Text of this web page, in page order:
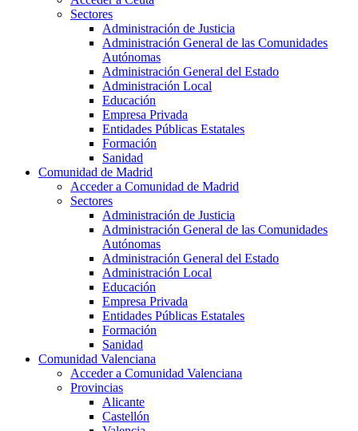
Sectores
Administración de Justicia
Administración General de las Comunidades
Autónomas
Administración General del Estado
Administración Local
Educación
Empresa Privada
Entidades Públicas Estatales
Formación
Sanidad
Comunidad de Madrid
Acceder a Comunidad de Madrid
Sectores
Administración de Justicia
Administración General de las Comunidades
Autónomas
Administración General del Estado
Administración Local
Educación
Empresa Privada
Entidades Públicas Estatales
Formación
Sanidad
Comunidad Valenciana
Acceder a Comunidad Valenciana
Provincias
Alicante
Castellón